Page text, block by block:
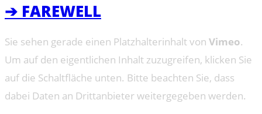
➔ FAREWELL
Sie sehen gerade einen Platzhalterinhalt von Vimeo.
Um auf den eigentlichen Inhalt zuzugreifen, klicken Sie
auf die Schaltfläche unten. Bitte beachten Sie, dass
dabei Daten an Drittanbieter weitergegeben werden.